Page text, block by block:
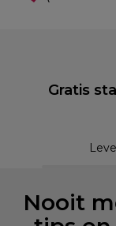
Gratis
Nooit